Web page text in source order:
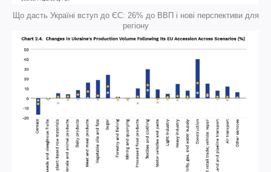
Що дасть Україні вступ до ЄС: 26% до ВВП і нові перспективи для
регіону